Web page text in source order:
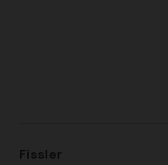
Fissler